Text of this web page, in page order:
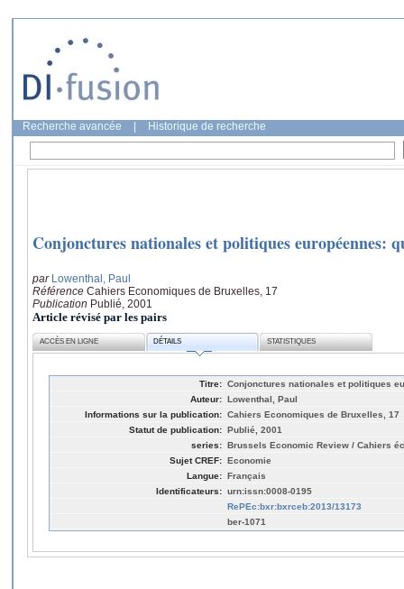
Recherche avancée Historique de recherche
Conjonctures nationales et politiques européennes:
par Lowenthal, Paul
Référence Cahiers Economiques de Bruxelles, 17
Publication Publié, 2001
Article révisé par les pairs
ACCÈS EN LIGNE DÉTAILS STATISTIQUES
Titre: Conjonctures nationales et politiques
Auteur: Lowenthal, Paul
Informations sur la publication: Cahiers Economiques de Bruxelles, 17
Statut de publication: Publié, 2001
series: Brussels Economic Review / Cahiers
Sujet CREF: Economie
Langue: Français
Identificateurs: urn:issn:0008-0195
RePEc:bxr:bxrceb:2013/13173
ber-1071